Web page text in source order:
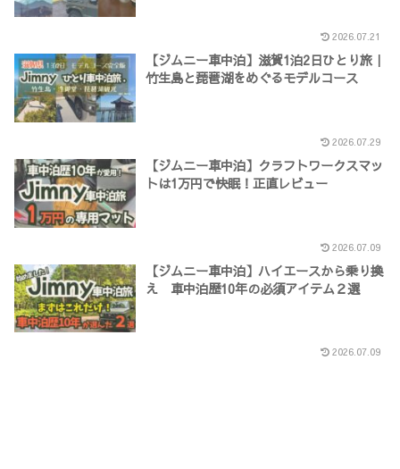
2026.07.21
【ジムニー車中泊】滋賀1泊2日ひとり旅｜
竹生島と琵琶湖をめぐるモデルコース
2026.07.29
【ジムニー車中泊】クラフトワークスマッ
トは1万円で快眠！正直レビュー
2026.07.09
【ジムニー車中泊】ハイエースから乗り換
え 車中泊歴10年の必須アイテム２選
2026.07.09